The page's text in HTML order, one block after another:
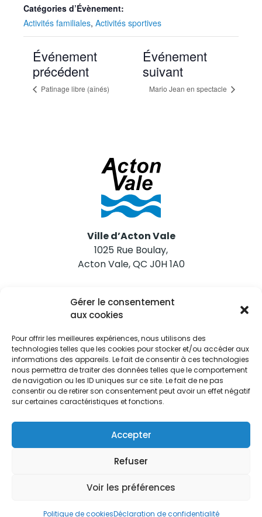
Gérer le consentement
aux cookies
Pour offrir les meilleures expériences, nous utilisons des
technologies telles que les cookies pour stocker et/ou accéder aux
informations des appareils. Le fait de consentir à ces technologies
nous permettra de traiter des données telles que le comportement
de navigation ou les ID uniques sur ce site. Le fait de ne pas
consentir ou de retirer son consentement peut avoir un effet négatif
sur certaines caractéristiques et fonctions.
Accepter
Refuser
Voir les préférences
Politique de cookiesDéclaration de confidentialité
Catégories d’Évènement:
Activités familiales, Activités sportives
Événement
précédent
Patinage libre (aînés)
Événement
suivant
Mario Jean en spectacle
Ville d’Acton Vale
1025 Rue Boulay,
Acton Vale, QC J0H 1A0
Nous joindre
Tél. 450 546-2703
Restez informés
Abonnez-vous aux alertes municipales
Je m'abonne
confidentialité| Politique de cookies